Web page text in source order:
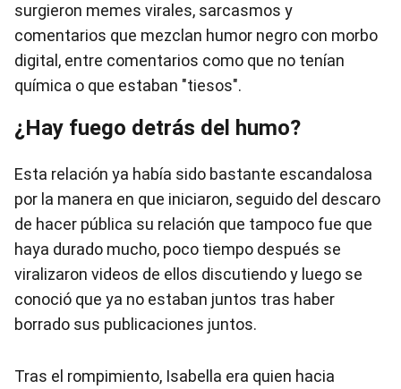
surgieron memes virales, sarcasmos y
comentarios que mezclan humor negro con morbo
digital, entre comentarios como que no tenían
química o que estaban "tiesos".
¿Hay fuego detrás del humo?
Esta relación ya había sido bastante escandalosa
por la manera en que iniciaron, seguido del descaro
de hacer pública su relación que tampoco fue que
haya durado mucho, poco tiempo después se
viralizaron videos de ellos discutiendo y luego se
conoció que ya no estaban juntos tras haber
borrado sus publicaciones juntos.
Tras el rompimiento, Isabella era quien hacia